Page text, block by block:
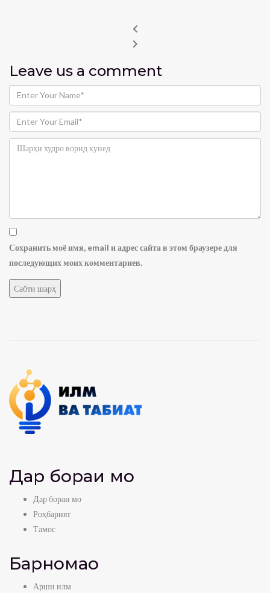
Leave us a comment
Сохранить моё имя, email и адрес сайта в этом браузере для
последующих моих комментариев.
Дар бораи мо
Дар бораи мо
Роҳбарият
Тамос
Барномаҳо
Арши илм